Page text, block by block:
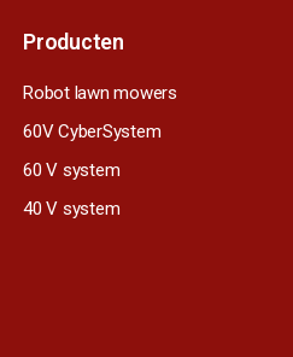
Producten
Robot lawn mowers
60V CyberSystem
60 V system
40 V system